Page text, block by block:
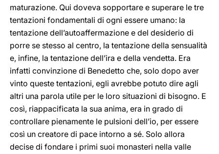
maturazione. Qui doveva sopportare e superare le tre
tentazioni fondamentali di ogni essere umano: la
tentazione dell’autoaffermazione e del desiderio di
porre se stesso al centro, la tentazione della sensualità
e, infine, la tentazione dell’ira e della vendetta. Era
infatti convinzione di Benedetto che, solo dopo aver
vinto queste tentazioni, egli avrebbe potuto dire agli
altri una parola utile per le loro situazioni di bisogno. E
così, riappacificata la sua anima, era in grado di
controllare pienamente le pulsioni dell’io, per essere
così un creatore di pace intorno a sé. Solo allora
decise di fondare i primi suoi monasteri nella valle